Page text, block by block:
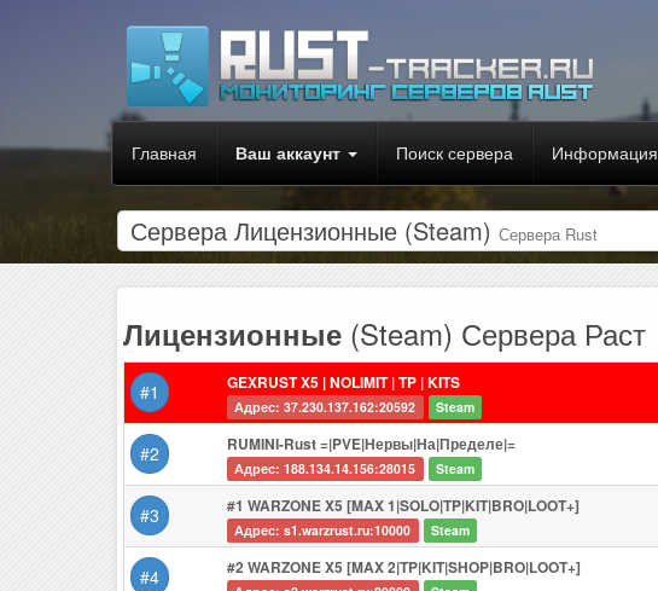
Главная Ваш аккаунт Поиск сервера Информация
Сервера Лицензионные (Steam) Сервера Rust
Лицензионные (Steam) Сервера Раст
#1 GEXRUST X5 | NOLIMIT | TP | KITS
Адрес: 37.230.137.162:20592 Steam
#2 RUMINI-Rust =|PVE|Нервы|На|Пределе|=
Адрес: 188.134.14.156:28015 Steam
#3 #1 WARZONE X5 [MAX 1|SOLO|TP|KIT|BRO|LOOT+]
Адрес: s1.warzrust.ru:10000 Steam
#4 #2 WARZONE X5 [MAX 2|TP|KIT|SHOP|BRO|LOOT+]